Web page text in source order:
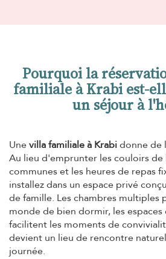
Pourquoi la
familiale à Krabi est-
un séjour à
Unevilla familiale à Krabidonne de
Au lieu d'emprunter les couloirs
communes et les heures de repas
installez dans un espace privé
de famille. Les chambres
monde de bien dormir, les
facilitent les moments de
devient un lieu de rencontre
journée.